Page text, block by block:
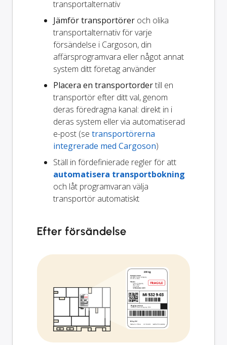
transportalternativ
Jämför transportörer och olika
transportalternativ för varje
försändelse i Cargoson, din
affärsprogramvara eller något annat
system ditt företag använder
Placera en transportordertill en
transportör efter ditt val, genom
deras föredragna kanal: direkt in i
deras system eller via automatiserad
e-post (se transportörerna
integrerade med Cargoson)
Ställ in fördefinierade regler för att
automatisera transportbokning
och låt programvaran välja
transportör automatiskt
Efter försändelse